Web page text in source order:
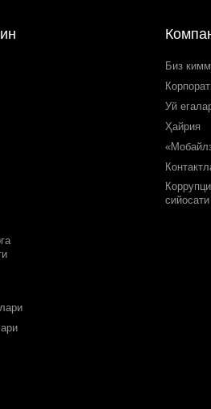
Биз
Уй
Ҳайрия
сийосати